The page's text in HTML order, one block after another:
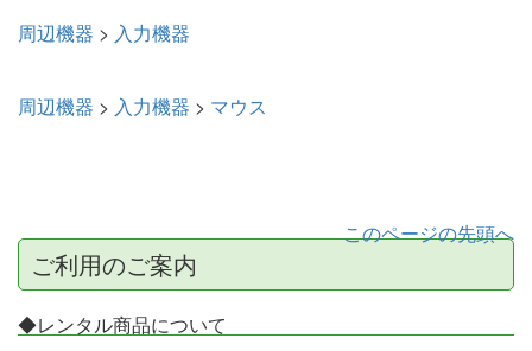
周辺機器 > 入力機器
周辺機器 > 入力機器 > マウス
このページの先頭へ
ご利用のご案内
◆レンタル商品について